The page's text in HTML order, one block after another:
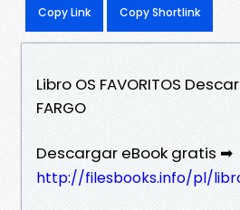
Copy Link Copy Shortlink
Libro OS FAVORITOS
FARGO
Descargar eBook gratis ➡
http://filesbooks.info/pl/